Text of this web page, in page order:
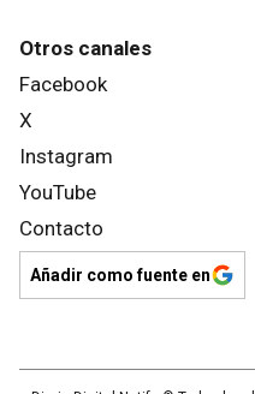
Otros canales
Facebook
X
Instagram
YouTube
Contacto
Añadir como fuente en